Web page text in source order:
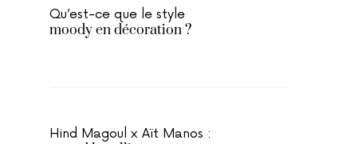
Qu’est-ce que le style
moody en décoration ?
Hind Magoul x Aït Manos :